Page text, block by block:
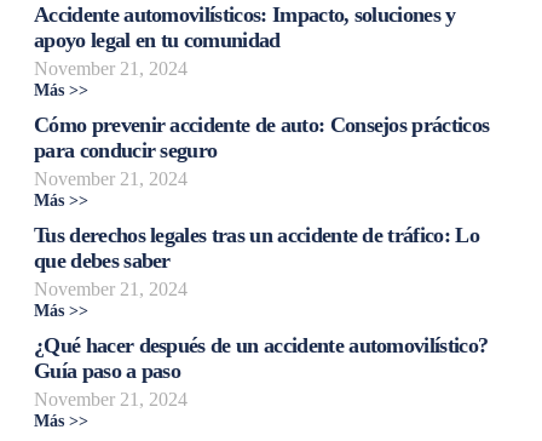
Accidente automovilísticos: Impacto, soluciones y
apoyo legal en tu comunidad
November 21, 2024
Más >>
Cómo prevenir accidente de auto: Consejos prácticos
para conducir seguro
November 21, 2024
Más >>
Tus derechos legales tras un accidente de tráfico: Lo
que debes saber
November 21, 2024
Más >>
¿Qué hacer después de un accidente automovilístico?
Guía paso a paso
November 21, 2024
Más >>